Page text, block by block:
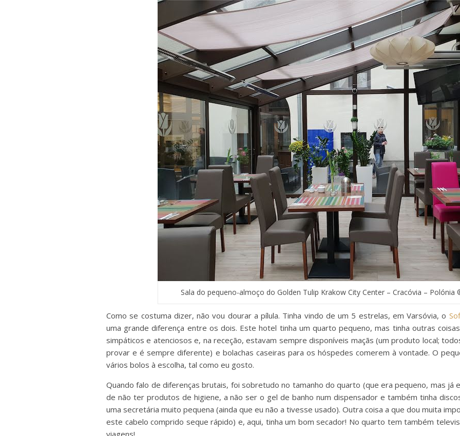
Sala do pequeno-almoço do Golden Tulip Krakow City Center – Cracóvia – Polónia
Como se costuma dizer, não vou dourar a pílula. Tinha vindo de um 5 estrelas, em Varsóvia, o
uma grande diferença entre os dois. Este hotel tinha um quarto pequeno, mas tinha outras
simpáticos e atenciosos e, na receção, estavam sempre disponíveis maçãs (um produto local;
provar e é sempre diferente) e bolachas caseiras para os hóspedes comerem à vontade. O
vários bolos à escolha, tal como eu gosto.
Quando falo de diferenças brutais, foi sobretudo no tamanho do quarto (que era pequeno, mas já
de não ter produtos de higiene, a não ser o gel de banho num dispensador e também tinha
uma secretária muito pequena (ainda que eu não a tivesse usado). Outra coisa a que dou muita
este cabelo comprido seque rápido) e, aqui, tinha um bom secador! No quarto tem também
viagens!